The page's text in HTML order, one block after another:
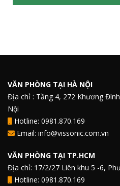
VĂN PHÒNG TẠI HÀ NỘI
Địa chỉ : Tầng 4, 272 Khương
Nội
Hotline: 0981.870.169
Email: info@vissonic.com.vn
VĂN PHÒNG TẠI TP.HCM
Địa chỉ: 17/2/27 Liên khu 5 -6,
Hotline: 0981.870.169